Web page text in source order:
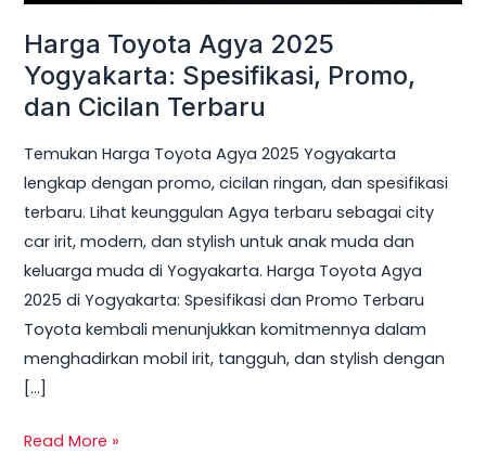
Harga Toyota Agya 2025
Yogyakarta: Spesifikasi, Promo,
dan Cicilan Terbaru
Temukan Harga Toyota Agya 2025 Yogyakarta
lengkap dengan promo, cicilan ringan, dan spesifikasi
terbaru. Lihat keunggulan Agya terbaru sebagai city
car irit, modern, dan stylish untuk anak muda dan
keluarga muda di Yogyakarta. Harga Toyota Agya
2025 di Yogyakarta: Spesifikasi dan Promo Terbaru
Toyota kembali menunjukkan komitmennya dalam
menghadirkan mobil irit, tangguh, dan stylish dengan
[…]
dan
Cicilan
Terbaru
Read More »